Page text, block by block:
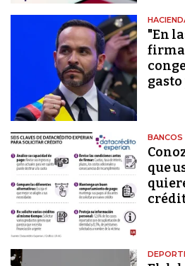
"En
BANCOS
que